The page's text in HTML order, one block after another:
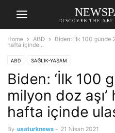
DISCOVER THE ART
Home ABD
Biden: ‘İlk 100 günde
hafta içinde...
ABD SAĞLIK-YAŞAM
Biden: ‘İlk 100
milyon doz
hafta içinde
By usaturknews - 21 Nisan 2021